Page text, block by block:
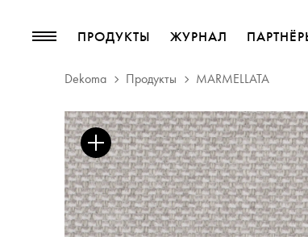
ПРОДУКТЫ ЖУРНАЛ
ПРОДУКТЫ
Коллекции
Мебельные ткани
Шторные такни
Басонные изделия
Обои
ЖУРНАЛ
блог
Тенденции
Dekoma Продукты MARMELLATA